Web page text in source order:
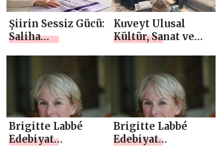
Şiirin Sessiz Gücü:
Saliha
Dünyasına Anlamlı
Bir Buluşma
Kuveyt Ulusal
Kültür, Sanat ve
Toplantı
Brigitte Labbé
Edebiyat
Brigitte Labbé
Edebiyat